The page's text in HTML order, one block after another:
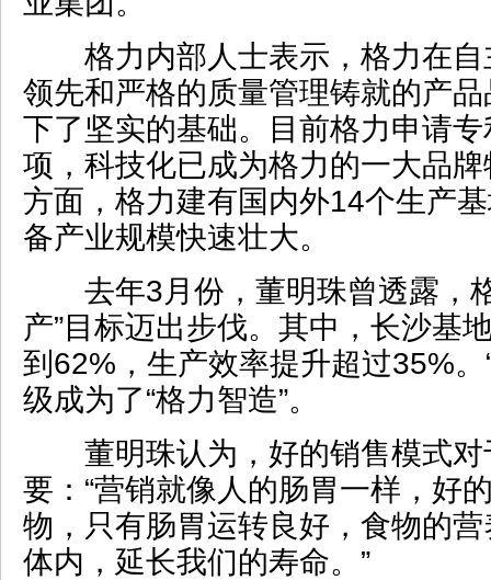
格力内部人士表示，格力在自
领先和严格的质量管理铸就的产
下了坚实的基础。目前格力申请
项，科技化已成为格力的一大品
方面，格力建有国内外14个生产
备产业规模快速壮大。
去年3月份，董明珠曾透露，
产”目标迈出步伐。其中，长沙基
到62%，生产效率提升超过35%。
级成为了“格力智造”。
董明珠认为，好的销售模式对
要：“营销就像人的肠胃一样，好
物，只有肠胃运转良好，食物的
体内，延长我们的寿命。”